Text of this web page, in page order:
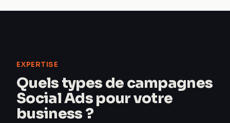
EXPERTISE
Quels types de campagnes
Social Ads pour votre
business ?